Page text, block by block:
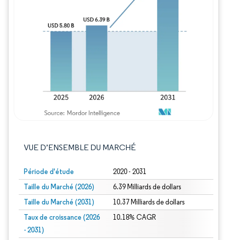
VUE D’ENSEMBLE DU MARCHÉ
Période d'étude 2020 - 2031
Taille du Marché (2026) 6.39 Milliards de dollars
Taille du Marché (2031) 10.37 Milliards de dollars
Taux de croissance (2026
- 2031)
10.18% CAGR